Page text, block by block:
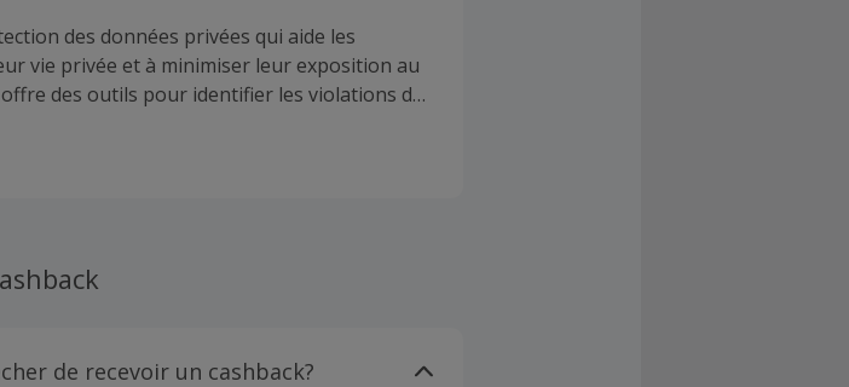
des données privées qui aide les
vie privée et à minimiser leur exposition au
des outils pour identifier les violations de
les données sensibles sur le web. Les
de recevoir un cashback?